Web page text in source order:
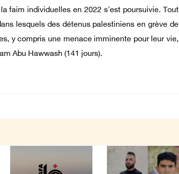
faim individuelles en 2022 s'est poursuivie. Tout
lesquels des détenus palestiniens en grève de
y compris une menace imminente pour leur vie,
Abu Hawwash (141 jours).